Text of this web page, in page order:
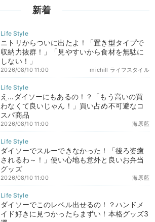
新着
ニトリからついに出たよ！「置き型タイプで
収納力抜群！」「見やすいから食材を無駄に
しない！」
michill ライフスタイル
2026/08/10 11:00
え…ダイソーにもあるの！？「もう高いの買
わなくて良いじゃん！」買い占め不可避なコ
スパ商品
海原藍
2026/08/10 11:00
ダイソーでスルーできなかった！「後ろ姿癒
されるわ～！」使い心地も意外と良いお弁当
グッズ
海原藍
2026/08/10 11:00
ダイソーでこのレベル出せるの！？ハンドメ
イド好きに見つかったらまずい！本格グッズ3